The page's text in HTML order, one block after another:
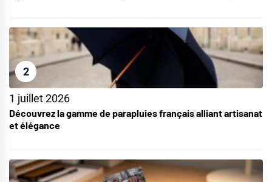
2
1 juillet 2026
Découvrez la gamme de parapluies français alliant artisanat
et élégance